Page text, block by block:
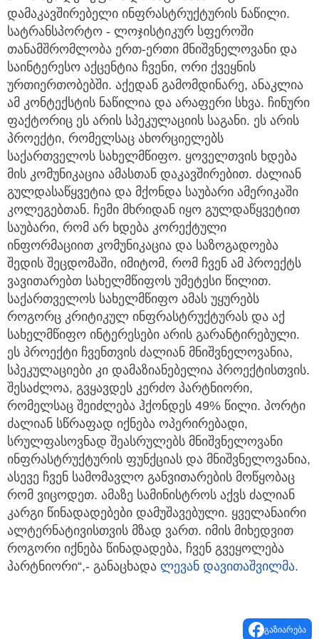
დამაკავშირებელი ინფრასტრუქტურის ნაწილი.
სატრანსპორტო - ლოჯისტიკურ სფეროში
თანამშრომლობა ერთ-ერთი მნიშვნელოვანი და
საინტერესო აქცენტია ჩვენი, ორი ქვეყნის
ურთიერთობებში. აქედან გამომდინარე, ანაკლია
ამ კონტექსტის ნაწილია და არაფერი სხვა. ჩინური
ფაქტორიც ეს არის სპეკულაციის საგანი. ეს არის
პროექტი, რომელსაც ახორციელებს
საქართველოს სახელმწიფო. ყოველთვის ხდება
მის კომუნიკაცია ამასთან დაკავშირებით. ძალიან
გულდასაწყვეტია და მქონდა საუბარი ამერიკაში
კოლეგებთან. ჩემი მხრიდან იყო გულდაწყვეტით
საუბარი, რომ არ ხდება კორექტული
ინფორმაციით კომუნიკაცია და საზოგადოება
შედის შეცდომაში, იმიტომ, რომ ჩვენ ამ პროექტს
ვავითარებთ სახელმწიფოს უმეტესი წილით.
საქართველოს სახელმწიფო ამას უყურებს
როგორც კრიტიკულ ინფრასტრუქტურას და აქ
სახელმწიფო ინტერესები არის გარანტირებული.
ეს პროექტი ჩვენთვის ძალიან მნიშვნელოვანია,
სპეკულაციები კი დამაზიანებელია პროექტისთვის.
შესაძლოა, გვყავდეს კერძო პარტნიორი,
რომელსაც შეიძლება ჰქონდეს 49% წილი. პორტი
ძალიან სწრაფად იქნება ოპერირებადი,
სრულფასოვნად შეასრულებს მნიშვნელოვანი
ინფრასტრუქტურის ფუნქციას და მნიშვნელოვანია,
ასევე ჩვენ სამომავლო განვითარების მოწყობაც
რომ ვიცოდეთ. ამაზე სამინისტროს აქვს ძალიან
კარგი წინადადებები დამუშავებული. ყველანაირი
ალტერნატივისთვის მზად ვართ. იმის მიხედვით
როგორი იქნება წინადადება, ჩვენ გვეყოლება
პარტნიორი“,- განაცხადა ლევან დავითაშვილმა.
გაზიარება